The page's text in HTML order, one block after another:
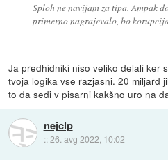
Sploh ne navijam za tipa. Ampak
primerno nagrajevalo, bo
Ja predhidniki niso veliko delali ker
tvoja logika vse razjasni. 20 miljard
to da sedi v pisarni kakšno uro na
nejclp
::26. avg 2022, 10:02